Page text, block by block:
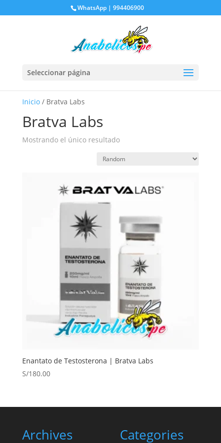
WhatsApp | 994406900
Seleccionar página
Inicio/ Bratva Labs
Bratva Labs
Mostrando el único resultado
Enantato de Testosterona | Bratva Labs
S/180.00
Archives Categories